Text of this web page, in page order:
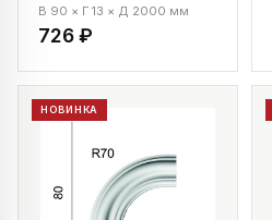
В 90 × Г 13 × Д 2000 мм
726 ₽
НОВИНКА